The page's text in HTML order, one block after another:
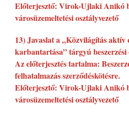
Előterjesztő: Virok-Ujlaki Anikó
városüzemeltetési osztályvezető
13) Javaslat a „Közvilágítás aktív
karbantartása” tárgyú
Az előterjesztés tartalma:
felhatalmazás szerződéskötésre.
Előterjesztő: Virok-Ujlaki Anikó
városüzemeltetési osztályvezető